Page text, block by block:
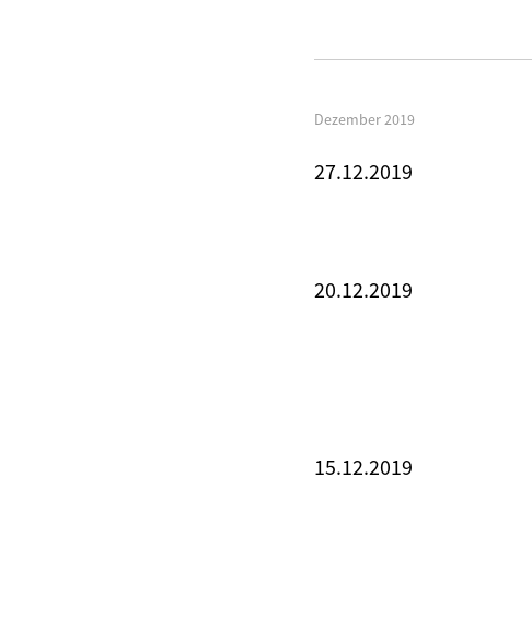
Dezember 2019
27.12.2019
20.12.2019
15.12.2019